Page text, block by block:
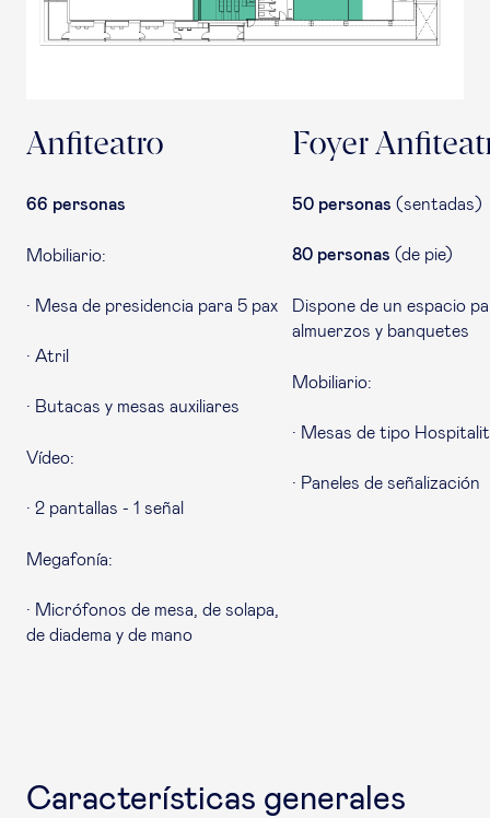
Anfiteatro
66 personas
Mobiliario:
· Mesa de presidencia para 5 pax
· Atril
· Butacas y mesas auxiliares
Vídeo:
· 2 pantallas - 1 señal
Megafonía:
· Micrófonos de mesa, de solapa,
de diadema y de mano
Foyer
50 personas (sentadas)
80 personas (de pie)
Dispone de un espacio
almuerzos y banquetes
Mobiliario:
· Mesas de tipo
· Paneles de señalización
Características generales